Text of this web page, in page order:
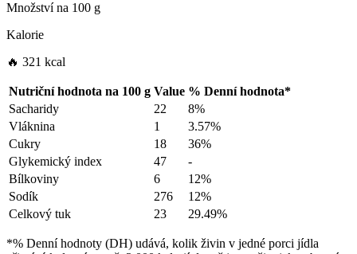
Množství na 100 g
Kalorie
🔥 321 kcal
Nutriční hodnota na 100 g Value % Denní hodnota*
Sacharidy
22
8%
Vláknina
1
3.57%
Cukry
18
36%
Glykemický index
47
-
Bílkoviny
6
12%
Sodík
276
12%
Celkový tuk
23 29.49%
*% Denní hodnoty (DH) udává, kolik živin v jedné porci jídla